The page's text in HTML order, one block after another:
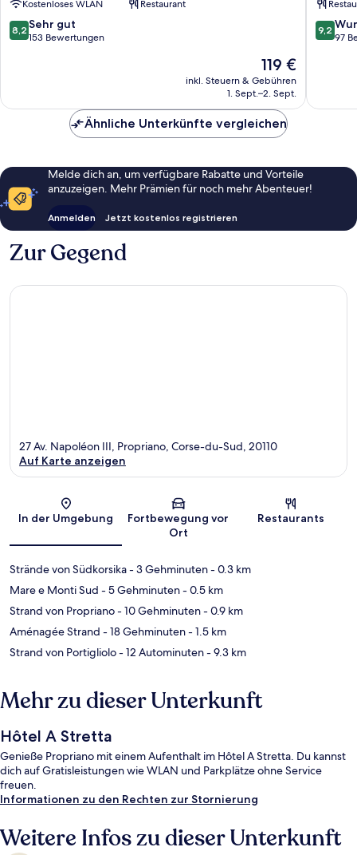
Propriano
Kostenloses WLAN Restaurant
8.2
von
Bewertungen
8,2 Sehr gut
153 Bewertungen
Der
Preis
beträgt
119 €
inkl. Steuern & Gebühren
1. Sept.–2. Sept.
9.2
von
9,2
97
Ähnliche Unterkünfte vergleichen
Melde dich an, um verfügbare Rabatte und Vorteile
anzuzeigen. Mehr Prämien für noch mehr Abenteuer!
Anmelden Jetzt kostenlos registrieren
Zur Gegend
Karte
27 Av. Napoléon III, Propriano, Corse-du-Sud, 20110
Auf Karte anzeigen
In der Umgebung
Fortbewegung vor
Ort
Restaurants
Strände von Südkorsika- 3 Gehminuten- 0.3 km
Mare e Monti Sud - 5 Gehminuten- 0.5 km
Strand von Propriano- 10 Gehminuten- 0.9 km
Aménagée Strand - 18 Gehminuten- 1.5 km
Strand von Portigliolo- 12 Autominuten- 9.3 km
Mehr zu dieser Unterkunft
Hôtel A Stretta
Genieße Propriano mit einem Aufenthalt im Hôtel A Stretta. Du kannst
dich auf Gratisleistungen wie WLAN und Parkplätze ohne Service
freuen.
Informationen zu den Rechten zur Stornierung
Weitere Infos zu dieser Unterkunft